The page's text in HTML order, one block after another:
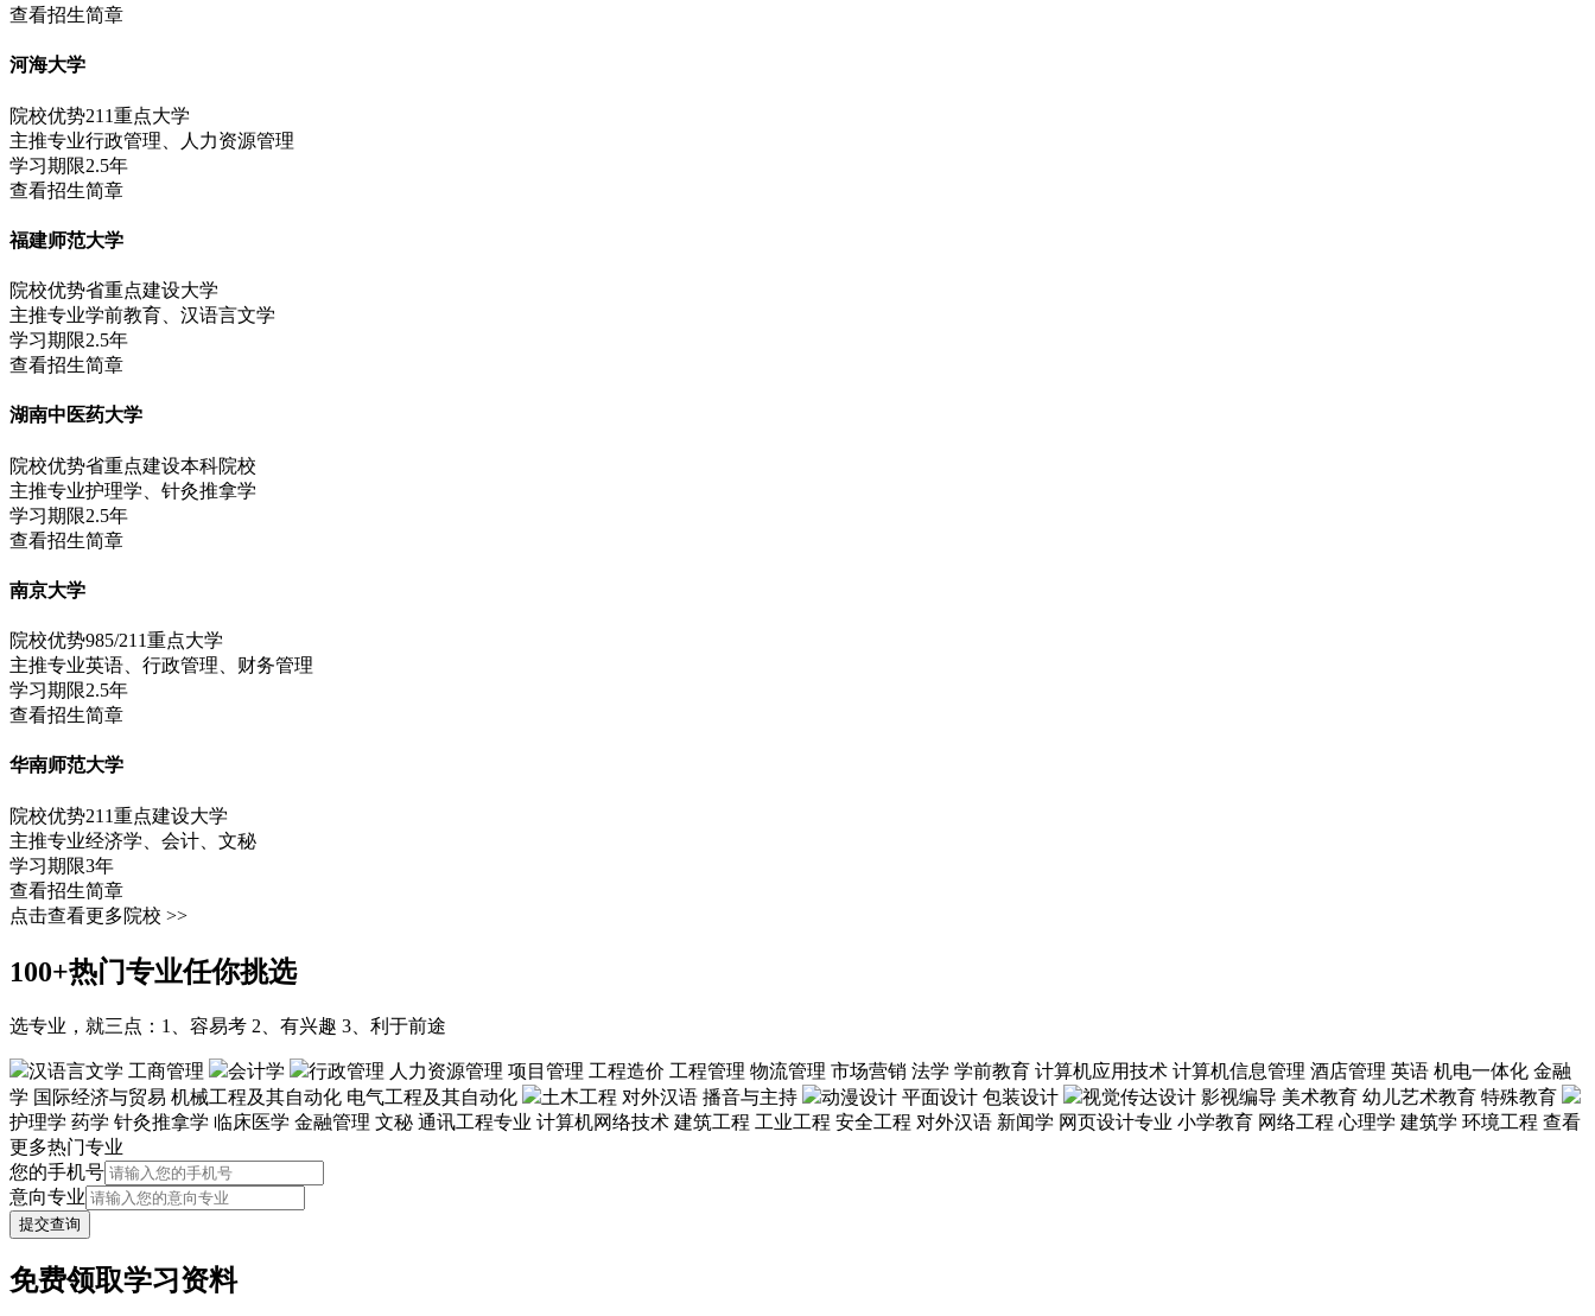
查看招生简章
河海大学
院校优势211重点大学
主推专业行政管理、人力资源管理
学习期限2.5年
查看招生简章
福建师范大学
院校优势省重点建设大学
主推专业学前教育、汉语言文学
学习期限2.5年
查看招生简章
湖南中医药大学
院校优势省重点建设本科院校
主推专业护理学、针灸推拿学
学习期限2.5年
查看招生简章
南京大学
院校优势985/211重点大学
主推专业英语、行政管理、财务管理
学习期限2.5年
查看招生简章
华南师范大学
院校优势211重点建设大学
主推专业经济学、会计、文秘
学习期限3年
查看招生简章
点击查看更多院校 >>
100+热门专业任你挑选
选专业，就三点：1、容易考 2、有兴趣 3、利于前途
汉语言文学 工商管理 会计学 行政管理 人力资源管理 项目管理 工程造价 工程管理 物流管理 市场营销 法学 学前教育 计算机应用技术 计算机信息管理 酒店管理 英语 机电一体化 金融
学 国际经济与贸易 机械工程及其自动化 电气工程及其自动化 土木工程 对外汉语 播音与主持 动漫设计 平面设计 包装设计 视觉传达设计 影视编导 美术教育 幼儿艺术教育 特殊教育
护理学 药学 针灸推拿学 临床医学 金融管理 文秘 通讯工程专业 计算机网络技术 建筑工程 工业工程 安全工程 对外汉语 新闻学 网页设计专业 小学教育 网络工程 心理学 建筑学 环境工程 查看
更多热门专业
您的手机号
意向专业
提交查询
免费领取学习资料